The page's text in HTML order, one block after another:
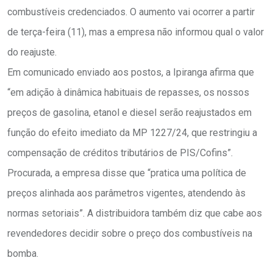
combustíveis credenciados. O aumento vai ocorrer a partir
de terça-feira (11), mas a empresa não informou qual o valor
do reajuste.
Em comunicado enviado aos postos, a Ipiranga afirma que
“em adição à dinâmica habituais de repasses, os nossos
preços de gasolina, etanol e diesel serão reajustados em
função do efeito imediato da MP 1227/24, que restringiu a
compensação de créditos tributários de PIS/Cofins”.
Procurada, a empresa disse que “pratica uma política de
preços alinhada aos parâmetros vigentes, atendendo às
normas setoriais”. A distribuidora também diz que cabe aos
revendedores decidir sobre o preço dos combustíveis na
bomba.